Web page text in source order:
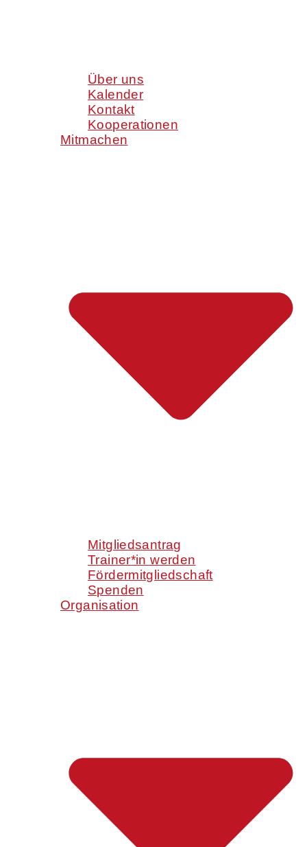
Über uns
Kalender
Kontakt
Kooperationen
Mitmachen
Mitgliedsantrag
Trainer*in werden
Fördermitgliedschaft
Spenden
Organisation